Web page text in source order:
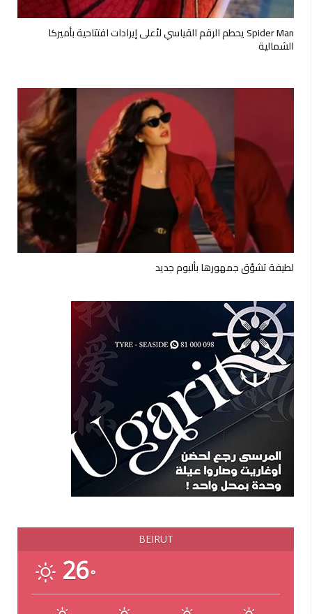
Spider Man يحطم الرقم القياسي لأعلى إيرادات افتتاحية بأميركا
الشمالية
لطيفة تشوّق جمهورها بألبوم جديد
BEIRUT
26°